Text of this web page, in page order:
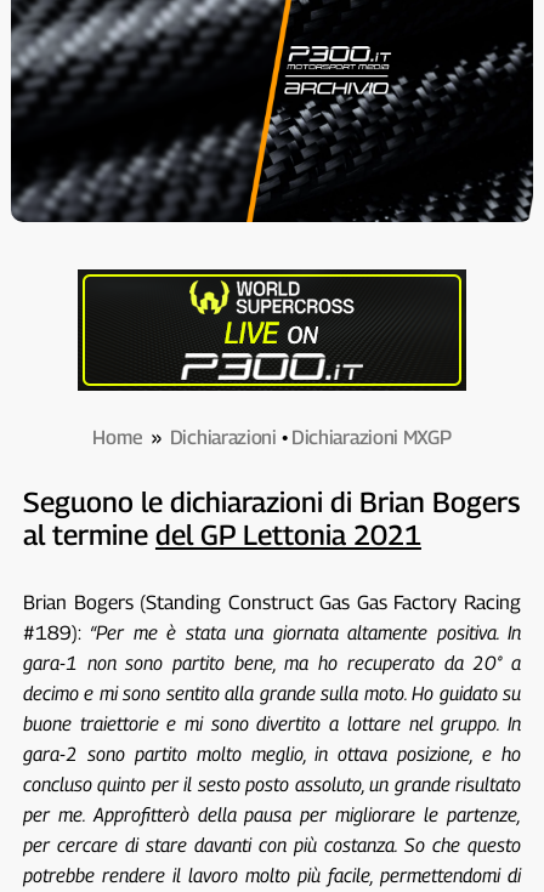
Home » Dichiarazioni • Dichiarazioni MXGP
Seguono le dichiarazioni di Brian Bogers
al termine del GP Lettonia 2021
Brian Bogers (Standing Construct Gas Gas Factory Racing
#189): “Per me è stata una giornata altamente positiva. In
gara-1 non sono partito bene, ma ho recuperato da 20° a
decimo e mi sono sentito alla grande sulla moto. Ho guidato su
buone traiettorie e mi sono divertito a lottare nel gruppo. In
gara-2 sono partito molto meglio, in ottava posizione, e ho
concluso quinto per il sesto posto assoluto, un grande risultato
per me. Approfitterò della pausa per migliorare le partenze,
per cercare di stare davanti con più costanza. So che questo
potrebbe rendere il lavoro molto più facile, permettendomi di